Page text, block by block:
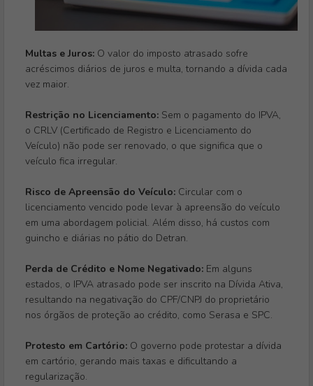
Multas e Juros: O valor do imposto atrasado sofre
acréscimos diários de juros e multa, tornando a dívida cada
vez maior.
Restrição no Licenciamento: Sem o pagamento do IPVA,
o CRLV (Certificado de Registro e Licenciamento do
Veículo) não pode ser renovado, o que significa que o
veículo fica irregular.
Risco de Apreensão do Veículo: Circular com o
licenciamento vencido pode levar à apreensão do veículo
em uma abordagem policial. Além disso, há custos com
guincho e diárias no pátio do Detran.
Perda de Crédito e Nome Negativado: Em alguns
estados, o IPVA atrasado pode ser inscrito na Dívida Ativa,
resultando na negativação do CPF/CNPJ do proprietário
nos órgãos de proteção ao crédito, como Serasa e SPC.
Protesto em Cartório: O governo pode protestar a dívida
em cartório, gerando mais taxas e dificultando a
regularização.